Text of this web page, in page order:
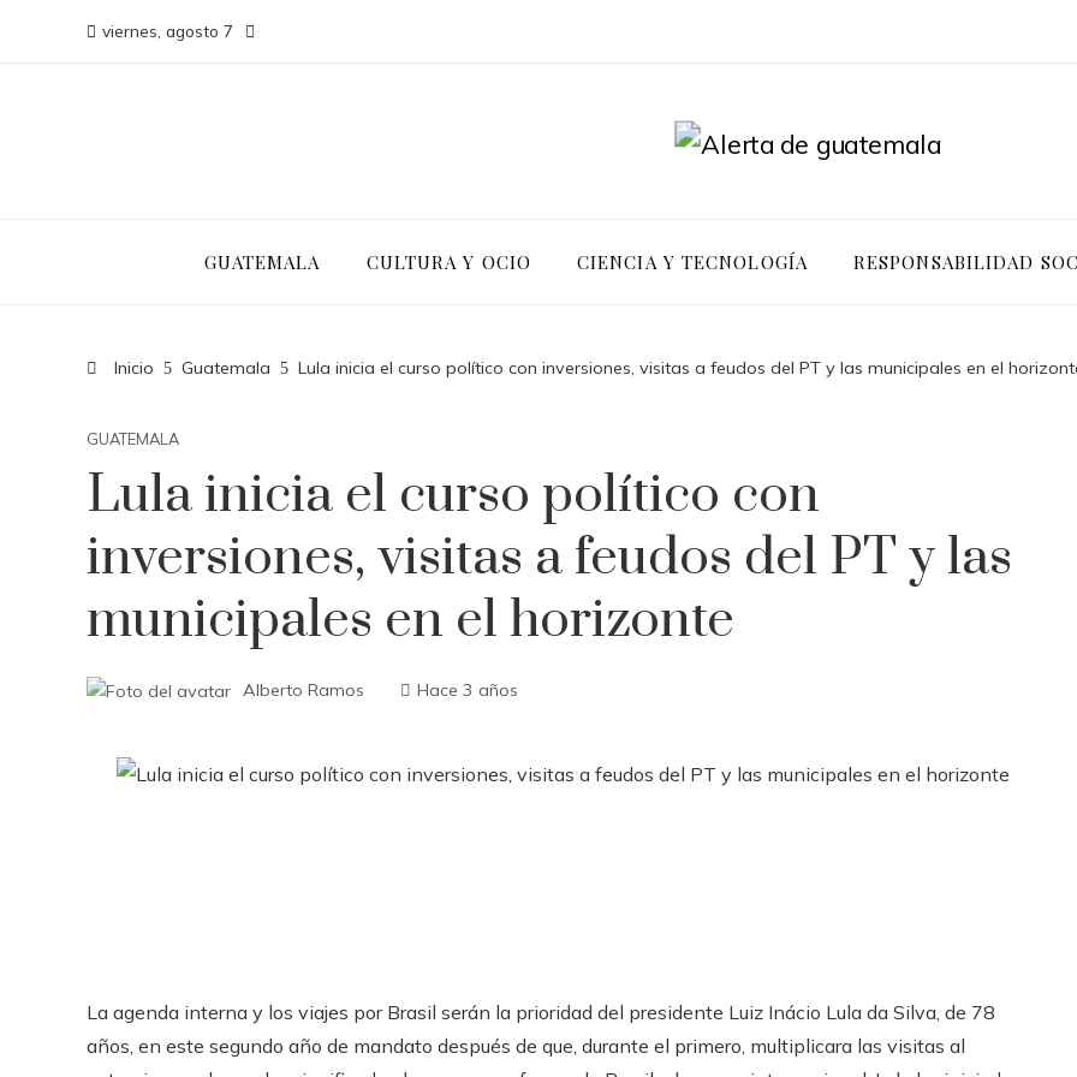
viernes, agosto 7
GUATEMALA CULTURA Y OCIO CIENCIA Y TECNOLOGÍA RESPONSABILIDAD
Inicio Guatemala Lula inicia el curso político con inversiones, visitas a feudos del PT y las municipales en el
GUATEMALA
Lula inicia el curso político con
inversiones, visitas a feudos del PT y las
municipales en el horizonte
Alberto Ramos Hace 3 años
La agenda interna y los viajes por Brasil serán la prioridad del presidente Luiz Inácio Lula da Silva, de 78
años, en este segundo año de mandato después de que, durante el primero, multiplicara las visitas al